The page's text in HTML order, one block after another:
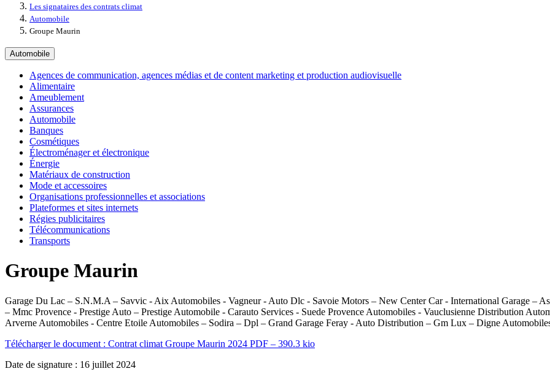
Les signataires des contrats climat
Automobile
Groupe Maurin
Automobile
Agences de communication, agences médias et de content marketing et production audiovisuelle
Alimentaire
Ameublement
Assurances
Automobile
Banques
Cosmétiques
Électroménager et électronique
Énergie
Matériaux de construction
Mode et accessoires
Organisations professionnelles et associations
Plateformes et sites internets
Régies publicitaires
Télécommunications
Transports
Groupe Maurin
Garage Du Lac – S.N.M.A – Savvic - Aix Automobiles - Vagneur - Auto Dlc - Savoie Motors – New Center Car - International Garage –
– Mmc Provence - Prestige Auto – Prestige Automobile - Carauto Services - Suede Provence Automobiles - Vauclusienne Distribution
Arverne Automobiles - Centre Etoile Automobiles – Sodira – Dpl – Grand Garage Feray - Auto Distribution – Gm Lux – Digne
Télécharger le document : Contrat climat Groupe Maurin 2024 PDF – 390.3 kio
Date de signature : 16 juillet 2024